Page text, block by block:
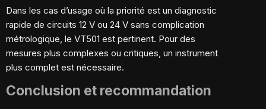
Dans les cas d’usage où la priorité est un diagnostic
rapide de circuits 12 V ou 24 V sans complication
métrologique, le VT501 est pertinent. Pour des
mesures plus complexes ou critiques, un instrument
plus complet est nécessaire.
Conclusion et recommandation